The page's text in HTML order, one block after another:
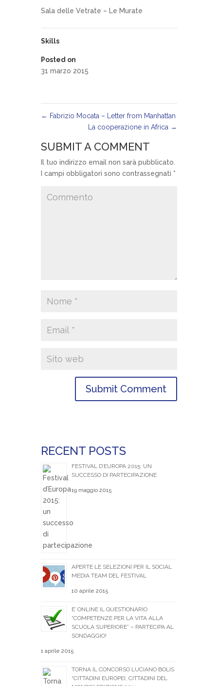
Sala delle Vetrate – Le Murate
Skills
Posted on
31 marzo 2015
← Fabrizio Mocata – Letter from Manhattan
La cooperazione in Africa →
SUBMIT A COMMENT
Il tuo indirizzo email non sarà pubblicato.
I campi obbligatori sono contrassegnati *
RECENT POSTS
FESTIVAL D’EUROPA 2015: UN
SUCCESSO DI PARTECIPAZIONE
19 maggio 2015
APERTE LE SELEZIONI PER IL SOCIAL
MEDIA TEAM DEL FESTIVAL
10 aprile 2015
E’ ONLINE IL QUESTIONARIO
“COMPETENZE PER LA VITA ALLA
SCUOLA SUPERIORE” – PARTECIPA AL
SONDAGGIO!
1 aprile 2015
TORNA IL CONCORSO LUCIANO BOLIS
“CITTADINI EUROPEI, CITTADINI DEL